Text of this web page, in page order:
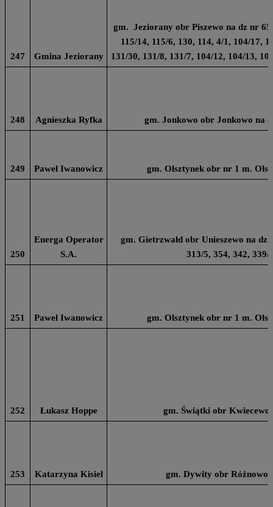
247 Gmina Jeziorany
gm. Jeziorany obr Piszewo na dz nr
115/14, 115/6, 130, 114, 4/1, 104/17,
131/30, 131/8, 131/7, 104/12, 104/13,
248 Agnieszka Ryfka gm. Jonkowo obr Jonkowo na
249 Paweł Iwanowicz gm. Olsztynek obr nr 1 m.
250
Energa Operator
S.A.
gm. Gietrzwałd obr Unieszewo na dz
313/5, 354, 342, 339/
251 Paweł Iwanowicz gm. Olsztynek obr nr 1 m.
252 Łukasz Hoppe gm. Świątki obr Kwiecewo
253 Katarzyna Kisiel gm. Dywity obr Różnowo